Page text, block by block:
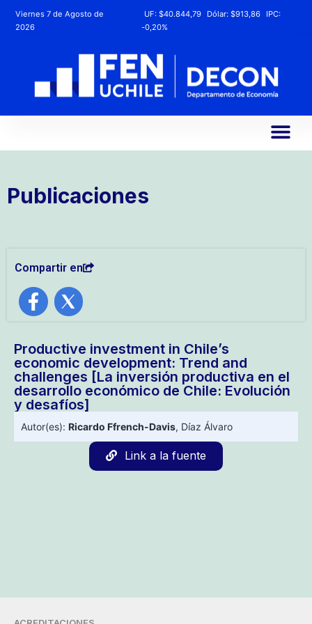
Viernes 7 de Agosto de
2026
UF: $40.844,79 Dólar: $913,86
IPC:
-0,20%
Publicaciones
Compartir en
Productive investment in Chile’s
economic development: Trend and
challenges [La inversión productiva en el
desarrollo económico de Chile: Evolución
y desafíos]
Autor(es): Ricardo Ffrench-Davis, Díaz Álvaro
Link a la fuente